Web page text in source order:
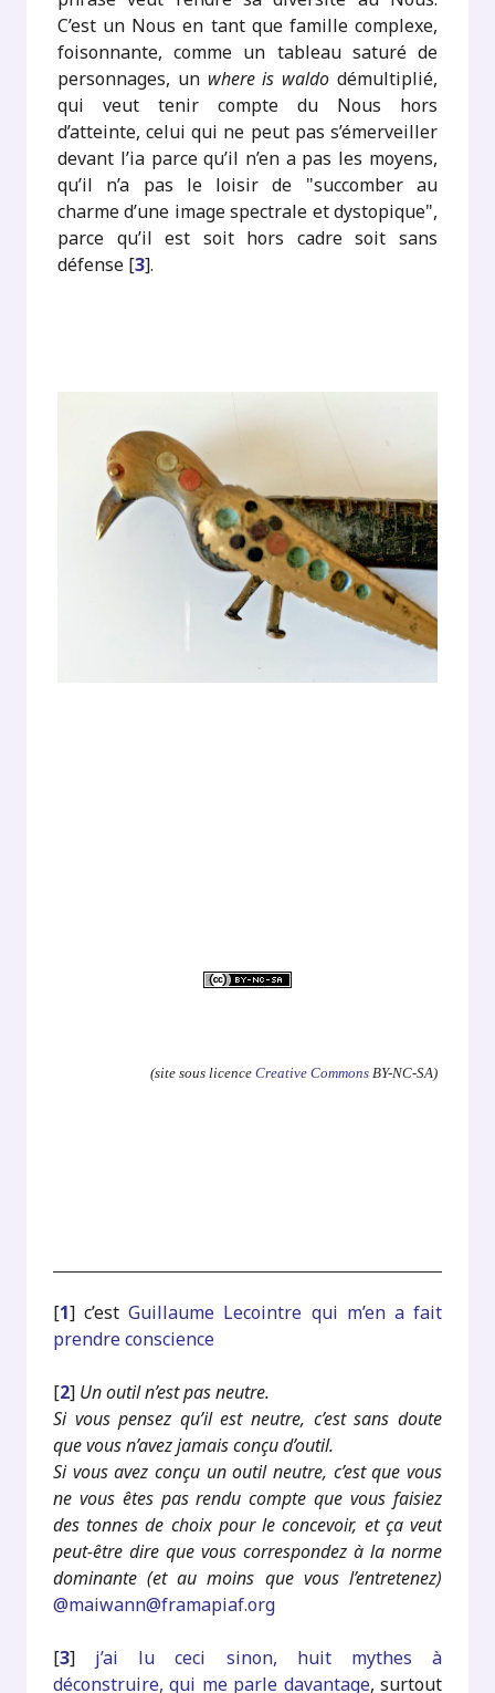
C’est un Nous en tant que famille complexe,
foisonnante, comme un tableau saturé de
personnages, un where is waldo démultiplié,
qui veut tenir compte du Nous hors
d’atteinte, celui qui ne peut pas s’émerveiller
devant l’ia parce qu’il n’en a pas les moyens,
qu’il n’a pas le loisir de "succomber au
charme d’une image spectrale et dystopique",
parce qu’il est soit hors cadre soit sans
défense [3].
(site sous licence Creative CommonsBY-NC-SA)
[1]c’estGuillaume Lecointre qui m’en a fait
prendre conscience
[2] Un outil n’est pas neutre.
Si vous pensez qu’il est neutre, c’est sans doute
que vous n’avez jamais conçu d’outil.
Si vous avez conçu un outil neutre, c’est que vous
ne vous êtes pas rendu compte que vous faisiez
des tonnes de choix pour le concevoir, et ça veut
peut-être dire que vous correspondez à la norme
dominante (et au moins que vous l’entretenez)
@maiwann@framapiaf.org
[3] j’ai lu ceci sinon, huit mythes à
déconstruire, qui me parle davantage, surtout